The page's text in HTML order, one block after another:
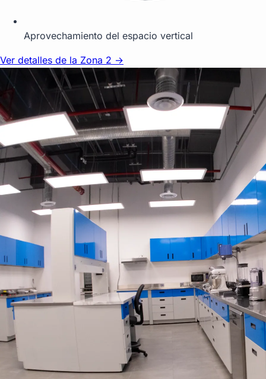
Aprovechamiento del espacio vertical
Ver detalles de la Zona 2 →